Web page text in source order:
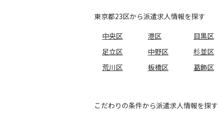
東京都23区から派遣求人情報を探す
中央区
港区 目黒区
足立区
中野区 杉並区
荒川区
板橋区 葛飾区
こだわりの条件から派遣求人情報を探す